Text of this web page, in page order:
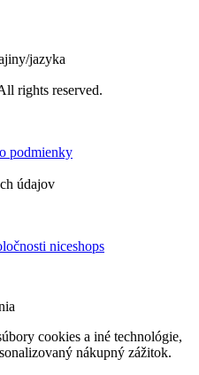
jazyka
rights reserved.
podmienky
údajov
niceshops
cookies a iné technológie,
nákupný zážitok.